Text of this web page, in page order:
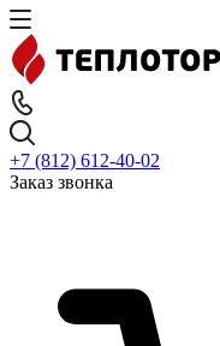
+7 (812) 612-40-02
Заказ звонка